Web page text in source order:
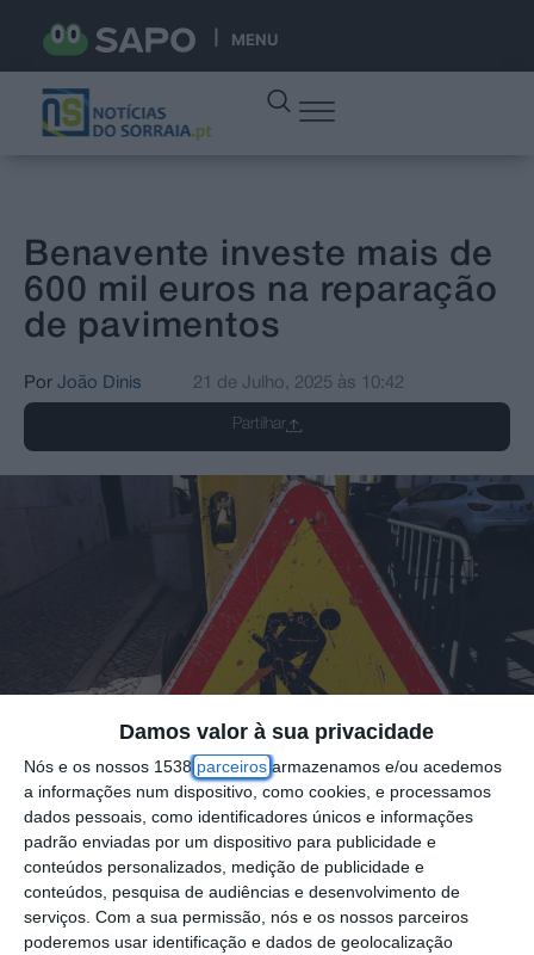
MENU
Damos valor à sua privacidade
Nós e os nossos 1538 parceiros armazenamos e/ou acedemos
a informações num dispositivo, como cookies, e processamos
dados pessoais, como identificadores únicos e informações
padrão enviadas por um dispositivo para publicidade e
conteúdos personalizados, medição de publicidade e
conteúdos, pesquisa de audiências e desenvolvimento de
serviços. Com a sua permissão, nós e os nossos parceiros
poderemos usar identificação e dados de geolocalização
Benavente investe mais de
600 mil euros na reparação
de pavimentos
Por João Dinis 21 de Julho, 2025 às 10:42
Partilhar
A Câmara Municipal de Benavente irá
investir mais de 600 mil euros na reparação
e reabilitação de pavimentos em todo o